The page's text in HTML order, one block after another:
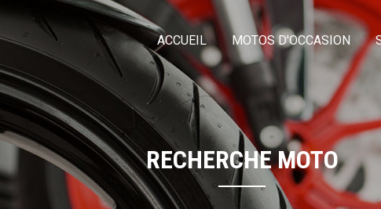
ACCUEIL MOTOS D'OCCASION
RECHERCHE MOTO